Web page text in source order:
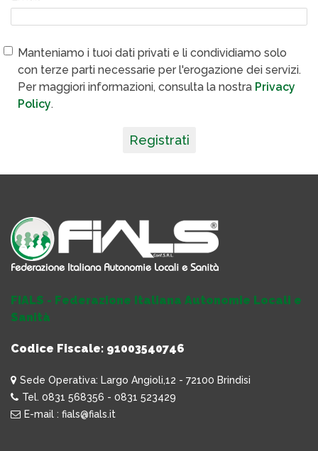
Manteniamo i tuoi dati privati e li condividiamo solo
con terze parti necessarie per l'erogazione dei servizi.
Per maggiori informazioni, consulta la nostra Privacy
Policy.
Registrati
FIALS - Federazione Italiana Autonomie Locali e
Sanità
Codice Fiscale: 91003540746
Sede Operativa: Largo Angioli,12 - 72100 Brindisi
Tel. 0831 568356 - 0831 523429
E-mail : fials@fials.it